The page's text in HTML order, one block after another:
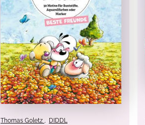
Thomas Goletz , DIDDL